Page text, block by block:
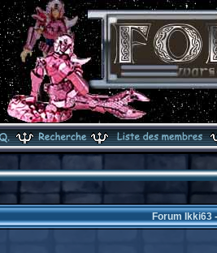
Forum Ikki63